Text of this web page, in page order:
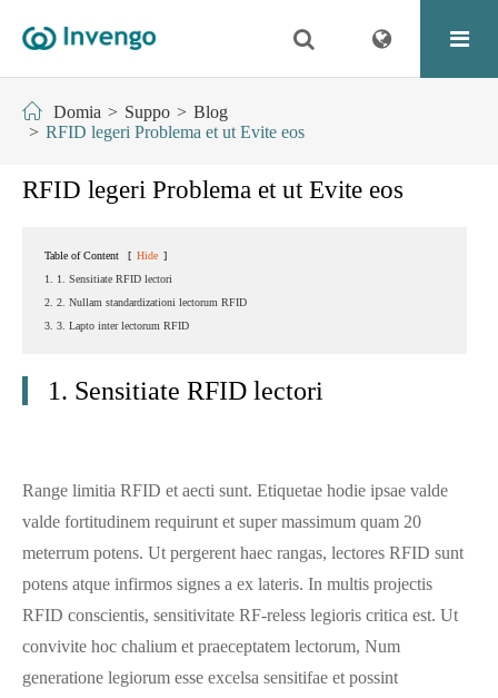
Domia Suppo
Blog
RFID legeri Problema et ut Evite eos
RFID legeri Problema et ut Evite eos
Table of Content [ Hide ]
1. 1. Sensitiate RFID lectori
2. 2. Nullam standardizationi lectorum RFID
3. 3. Lapto inter lectorum RFID
1. Sensitiate RFID lectori
Range limitia RFID et aecti sunt. Etiquetae hodie ipsae valde
valde fortitudinem requirunt et super massimum quam 20
meterrum potens. Ut pergerent haec rangas, lectores RFID sunt
potens atque infirmos signes a ex lateris. In multis projectis
RFID conscientis, sensitivitate RF-reless legioris critica est. Ut
convivite hoc chalium et praeceptatem lectorum, Num
generatione legiorum esse excelsa sensitifae et possint